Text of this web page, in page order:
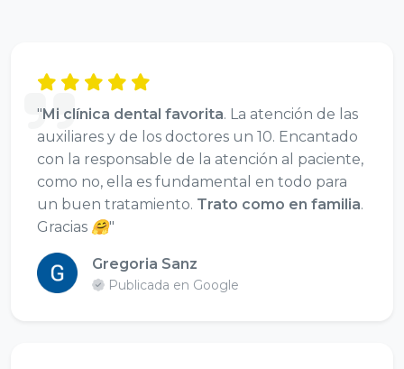
" Mi clínica dental favorita. La atención de las
auxiliares y de los doctores un 10. Encantado
con la responsable de la atención al paciente,
como no, ella es fundamental en todo para
un buen tratamiento. Trato como en familia.
Gracias 🤗"
Gregoria Sanz
Publicada en Google